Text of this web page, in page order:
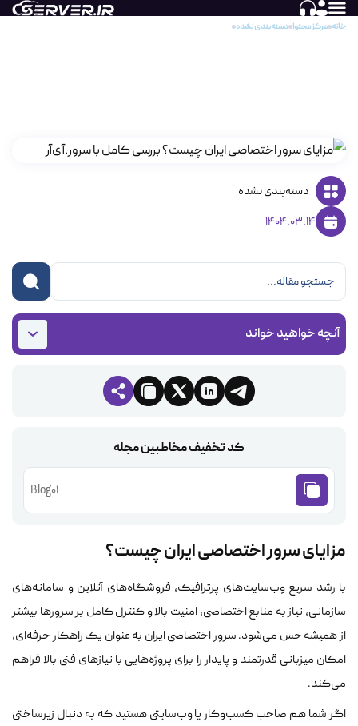
خانه مرکز محتوا دسته‌بندی نشده
دسته‌بندی نشده
1404.03.14
آنچه خواهید خواند
کد تخفیف مخاطبین مجله
Blog01
مزایای سرور اختصاصی ایران چیست؟
با رشد سریع وب‌سایت‌های پرترافیک، فروشگاه‌های آنلاین و سامانه‌های
سازمانی، نیاز به منابع اختصاصی، امنیت بالا و کنترل کامل بر سرورها بیشتر
از همیشه حس می‌شود. سرور اختصاصی ایران به عنوان یک راهکار حرفه‌ای،
امکان میزبانی قدرتمند و پایدار را برای پروژه‌هایی با نیازهای فنی بالا فراهم
می‌کند.
اگر شما هم صاحب کسب‌وکار یا وب‌سایتی هستید که به دنبال زیرساختی